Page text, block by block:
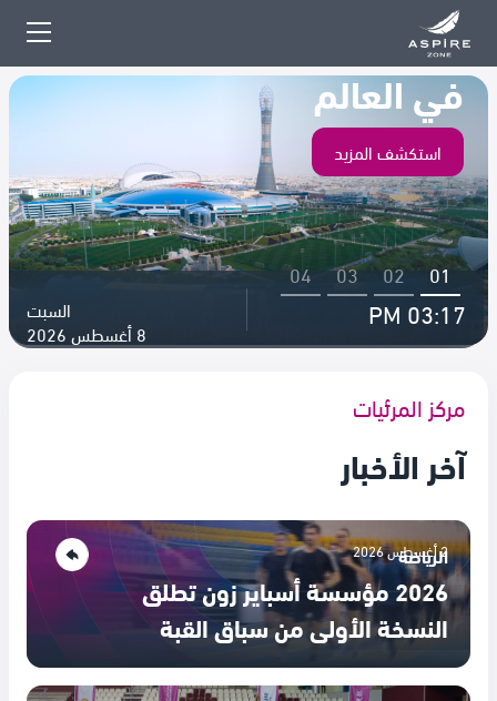
01
02
03
04
المدينة الرياضية الأكثر تميزاً
في العالم
استكشف المزيد
السبت
8أغسطس2026 03:17 PM
مركز المرئيات
آخر الأخبار
الرياضة
2 أغسطس 2026
2026 مؤسسة أسباير زون تطلق
النسخة الأولى من سباق القبة